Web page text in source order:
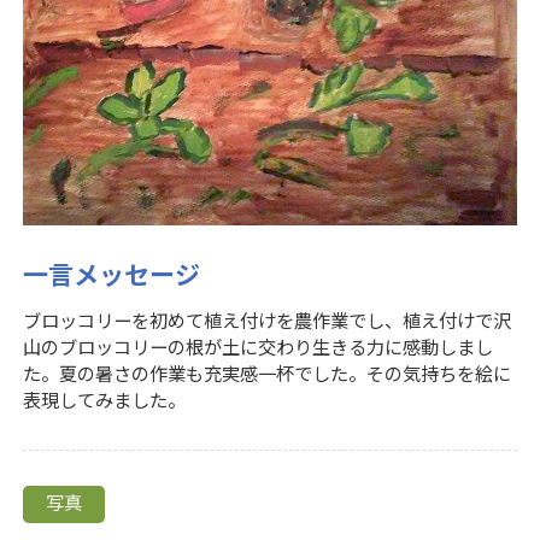
一言メッセージ
ブロッコリーを初めて植え付けを農作業でし、植え付けで沢
山のブロッコリーの根が土に交わり生きる力に感動しまし
た。夏の暑さの作業も充実感一杯でした。その気持ちを絵に
表現してみました。
写真